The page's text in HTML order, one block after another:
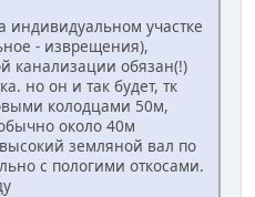
индивидуальном участке
- изврещения),
канализации обязан(!)
но он и так будет, тк
колодцами 50м,
около 40м
земляной вал по
с пологими откосами.